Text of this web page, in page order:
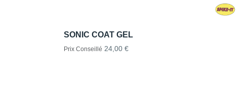
SONIC COAT GEL
Prix Conseillé 24,00 €